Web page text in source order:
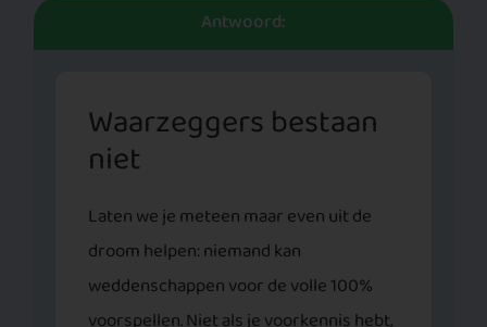
Antwoord:
Waarzeggers bestaan
niet
Laten we je meteen maar even uit de
droom helpen: niemand kan
weddenschappen voor de volle 100%
voorspellen. Niet als je voorkennis hebt,